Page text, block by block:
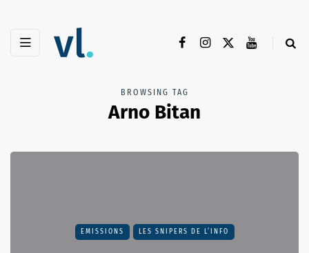
BROWSING TAG
Arno Bitan
EMISSIONS LES SNIPERS DE L’INFO